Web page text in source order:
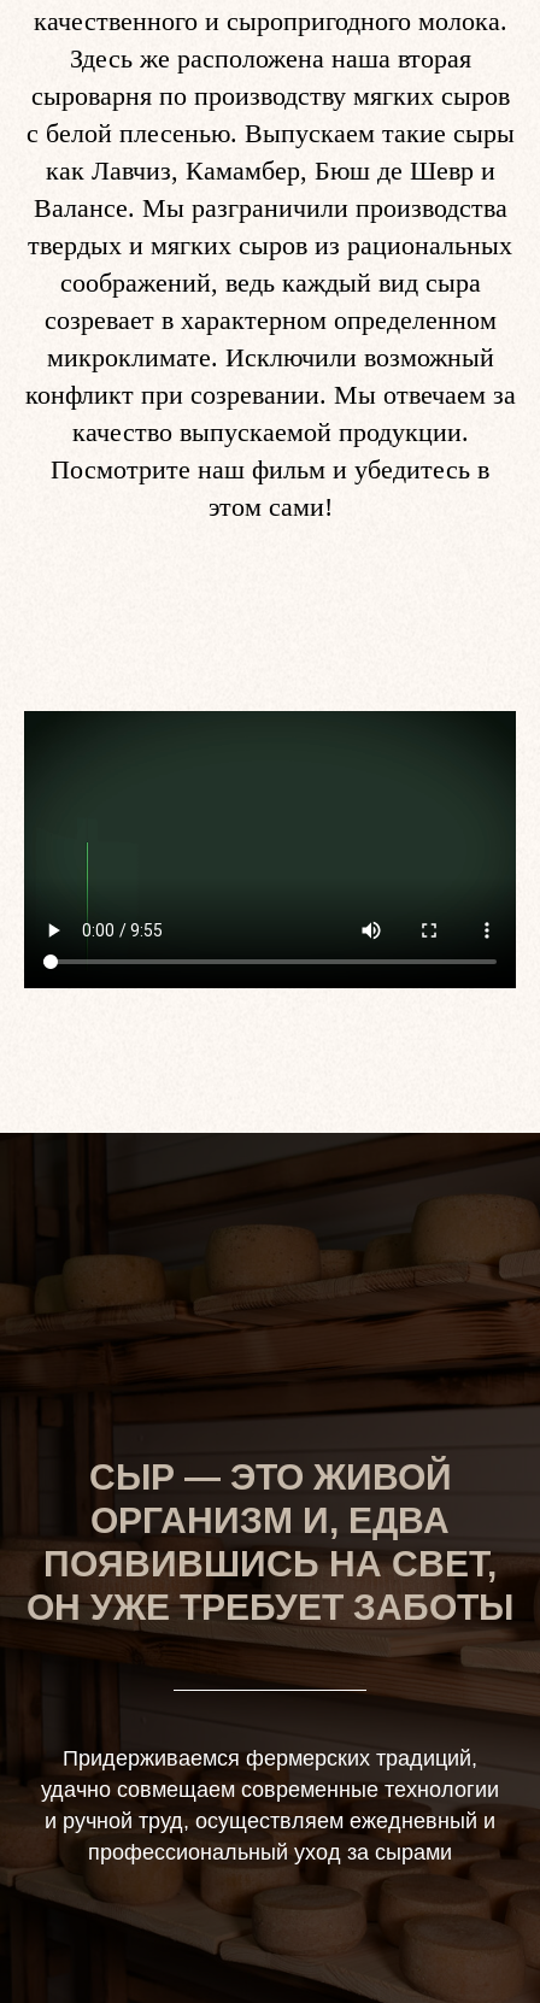
качественного и сыропригодного молока.
Здесь же расположена наша вторая
сыроварня по производству мягких сыров
с белой плесенью. Выпускаем такие сыры
как Лавчиз, Камамбер, Бюш де Шевр и
Валансе. Мы разграничили производства
твердых и мягких сыров из рациональных
соображений, ведь каждый вид сыра
созревает в характерном определенном
микроклимате. Исключили возможный
конфликт при созревании. Мы отвечаем за
качество выпускаемой продукции.
Посмотрите наш фильм и убедитесь в
этом сами!
СЫР — ЭТО ЖИВОЙ
ОРГАНИЗМ И, ЕДВА
ПОЯВИВШИСЬ НА СВЕТ,
ОН УЖЕ ТРЕБУЕТ ЗАБОТЫ
Придерживаемся фермерских традиций,
удачно совмещаем современные технологии
и ручной труд, осуществляем ежедневный и
профессиональный уход за сырами